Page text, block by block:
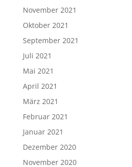
November 2021
Oktober 2021
September 2021
Juli 2021
Mai 2021
April 2021
März 2021
Februar 2021
Januar 2021
Dezember 2020
November 2020